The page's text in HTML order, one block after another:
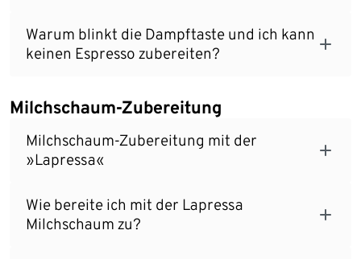
Warum blinkt die Dampftaste und ich kann
keinen Espresso zubereiten?
Milchschaum-Zubereitung
Milchschaum-Zubereitung mit der
»Lapressa«
Wie bereite ich mit der Lapressa
Milchschaum zu?